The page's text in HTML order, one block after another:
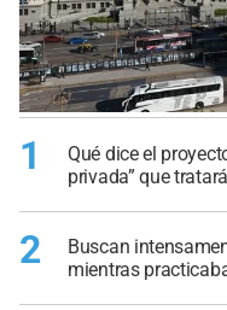
1
Qué dice el
privada” que
2
Buscan
mientras